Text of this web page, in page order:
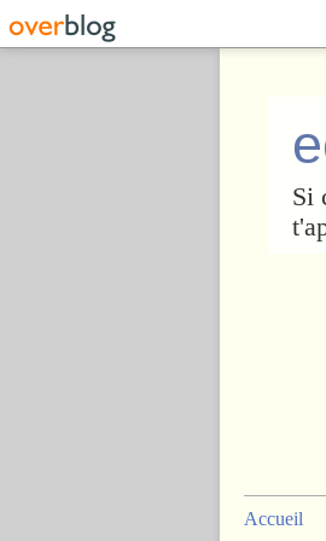
Si
Accueil